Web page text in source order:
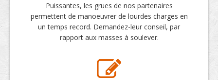
Puissantes, les grues de nos partenaires
permettent de manoeuvrer de lourdes charges en
un temps record. Demandez-leur conseil, par
rapport aux masses à soulever.